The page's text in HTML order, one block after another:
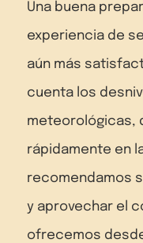
Una buena
experiencia de
aún más
cuenta los
meteorológicas,
rápidamente en
recomendamos
y aprovechar el
ofrecemos